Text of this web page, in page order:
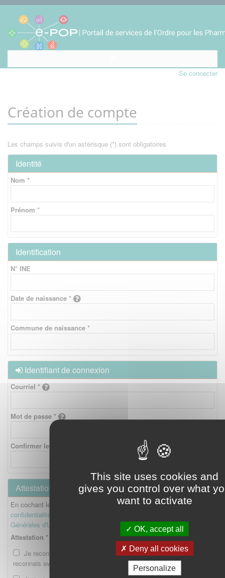
This site uses cookies and
gives you control over what
want to activate
OK, accept all
Deny all cookies
Personalize
Se connecter
Création de compte
Les champs suivis d'un astérisque (*) sont obligatoires
Identité
Nom *
Prénom *
Identification
N° INE
Date de naissance *
Commune de naissance *
Identifiant de connexion
Courriel *
Mot de passe *
Confirmer le mot de passe *
Attestation
En cochant les cases ci-dessous, je reconnais avoir lu laPolitique de
confidentialité
Générales d'Utilisation
Attestation *
Je reconnais avoir lu la Politique de confidentialité et je
reconnais avoir lu et accepté les CGU.